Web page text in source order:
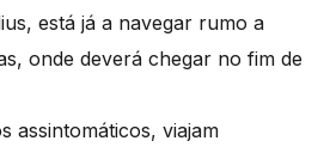
está já a navegar rumo a
onde deverá chegar no fim de
assintomáticos, viajam